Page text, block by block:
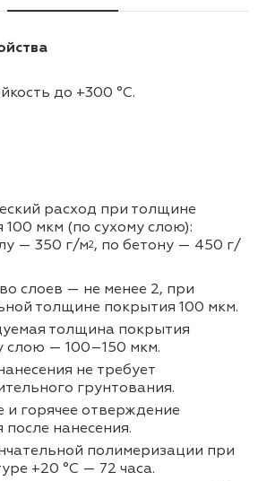
до +300 °C.
расход при толщине
100 мкм (по сухому слою):
— 350 г/м2, по бетону — 450 г/
слоев — не менее 2, при
толщине покрытия 100 мкм.
толщина покрытия
слою — 100–150 мкм.
не требует
грунтования.
и горячее отверждение
нанесения.
полимеризации при
+20 °С — 72 часа.